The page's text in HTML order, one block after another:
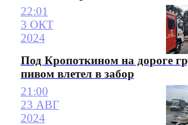
22:01
3 ОКТ
2024
Под Кропоткином на дороге
пивом влетел в забор
21:00
23 АВГ
2024